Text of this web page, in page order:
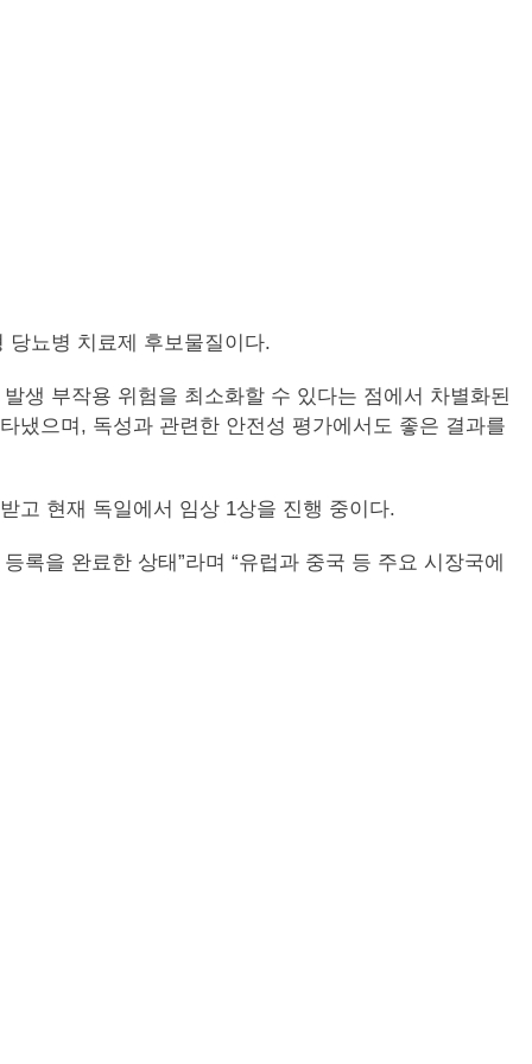
당뇨병 치료제 후보물질이다.
생 부작용 위험을 최소화할 수 있다는 점에서 차별화된
냈으며, 독성과 관련한 안전성 평가에서도 좋은 결과를
고 현재 독일에서 임상 1상을 진행 중이다.
록을 완료한 상태”라며 “유럽과 중국 등 주요 시장국에